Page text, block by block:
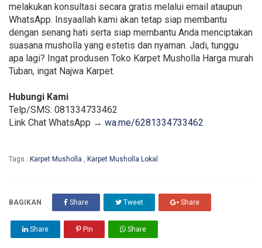
melakukan konsultasi secara gratis melalui email ataupun
WhatsApp. Insyaallah kami akan tetap siap membantu
dengan senang hati serta siap membantu Anda menciptakan
suasana musholla yang estetis dan nyaman. Jadi, tunggu
apa lagi? Ingat produsen Toko Karpet Musholla Harga murah
Tuban, ingat Najwa Karpet.
Hubungi Kami
Telp/SMS: 081334733462
Link Chat WhatsApp → wa.me/6281334733462
Tags : Karpet Musholla Karpet Musholla Lokal
BAGIKAN Share Tweet Share
Share Pin Share